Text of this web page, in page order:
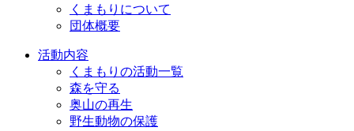
くまもりについて
団体概要
活動内容
くまもりの活動一覧
森を守る
奥山の再生
野生動物の保護